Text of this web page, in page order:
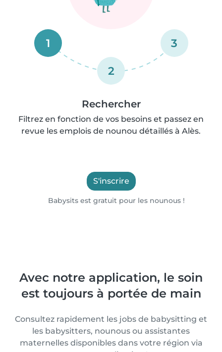
1
2
3
Rechercher
Filtrez en fonction de vos besoins et passez en
revue les emplois de nounou détaillés à Alès.
S'inscrire
Babysits est gratuit pour les nounous !
Avec notre application, le soin
est toujours à portée de main
Consultez rapidement les jobs de babysitting et
les babysitters, nounous ou assistantes
maternelles disponibles dans votre région via